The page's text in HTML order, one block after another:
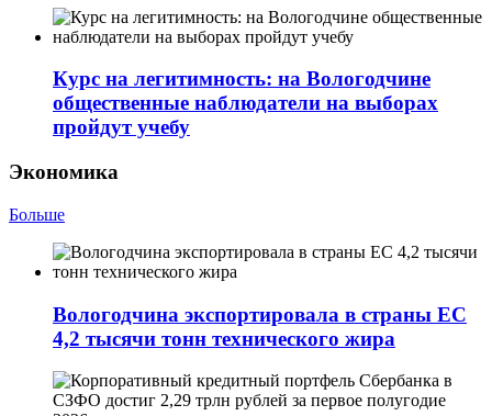
Курс на легитимность: на Вологодчине
общественные наблюдатели на выборах
пройдут учебу
Экономика
Больше
Вологодчина экспортировала в страны ЕС
4,2 тысячи тонн технического жира